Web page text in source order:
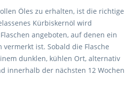
Öles zu erhalten, ist die richtige
Kürbiskernöl wird
angeboten, auf denen ein
ist. Sobald die Flasche
dunklen, kühlen Ort, alternativ
innerhalb der nächsten 12 Wochen